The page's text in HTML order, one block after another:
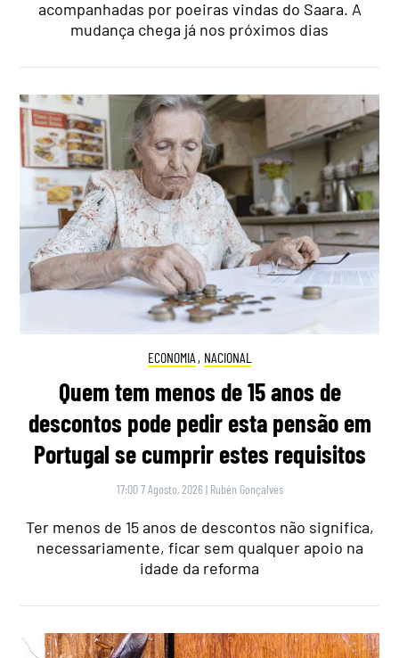
acompanhadas por poeiras vindas do Saara. A
mudança chega já nos próximos dias
ECONOMIA , NACIONAL
Quem tem menos de 15 anos de
descontos pode pedir esta pensão em
Portugal se cumprir estes requisitos
17:00 7 Agosto, 2026 | Rubén Gonçalves
Ter menos de 15 anos de descontos não significa,
necessariamente, ficar sem qualquer apoio na
idade da reforma